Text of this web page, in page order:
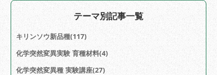
テーマ別記事一覧
キリンソウ新品種(117)
化学突然変異実験 育種材料(4)
化学突然変異種 実験講座(27)